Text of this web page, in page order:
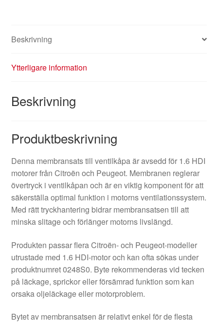
Beskrivning
Ytterligare information
Beskrivning
Produktbeskrivning
Denna membransats till ventilkåpa är avsedd för 1.6 HDI
motorer från Citroën och Peugeot. Membranen reglerar
övertryck i ventilkåpan och är en viktig komponent för att
säkerställa optimal funktion i motorns ventilationssystem.
Med rätt tryckhantering bidrar membransatsen till att
minska slitage och förlänger motorns livslängd.
Produkten passar flera Citroën- och Peugeot-modeller
utrustade med 1.6 HDI-motor och kan ofta sökas under
produktnumret 0248S0. Byte rekommenderas vid tecken
på läckage, sprickor eller försämrad funktion som kan
orsaka oljeläckage eller motorproblem.
Bytet av membransatsen är relativt enkel för de flesta